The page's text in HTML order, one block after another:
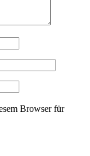
Browser für